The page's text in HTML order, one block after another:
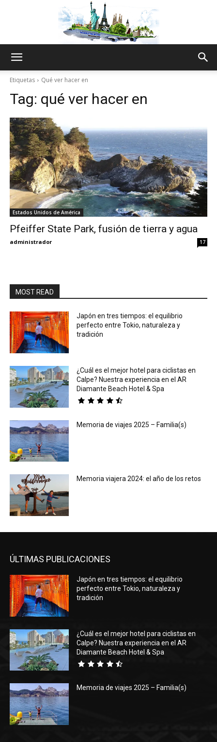
Thru
My
Etiquetas Qué ver hacer en
Tag: qué ver hacer en
Estados Unidos de América
Pfeiffer State Park, fusión de tierra y agua
administrador 17
MOST READ
Japón en tres tiempos: el equilibrio
perfecto entre Tokio, naturaleza y
tradición
¿Cuál es el mejor hotel para ciclistas en
Calpe? Nuestra experiencia en el AR
Diamante Beach Hotel & Spa
Memoria de viajes 2025 – Familia(s)
Memoria viajera 2024: el año de los retos
ÚLTIMAS PUBLICACIONES
Japón en tres tiempos: el equilibrio
perfecto entre Tokio, naturaleza y
tradición
¿Cuál es el mejor hotel para ciclistas en
Calpe? Nuestra experiencia en el AR
Diamante Beach Hotel & Spa
Memoria de viajes 2025 – Familia(s)